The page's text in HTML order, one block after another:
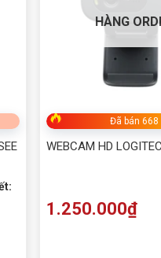
Tiandy PTZ TC
đường cao tốc, bến xe,
cảng biển, khu vực quân sự.
HÀNG
Đã bán 668
WEBCAM HD
1.250.000₫